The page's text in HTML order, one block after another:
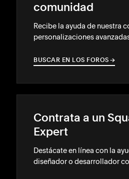
comunidad
Recibe la ayuda de nuestra
personalizaciones
BUSCAR EN LOS FOROS →
→
Contrata a un
Expert
Destácate en línea con la
diseñador o desarrollador